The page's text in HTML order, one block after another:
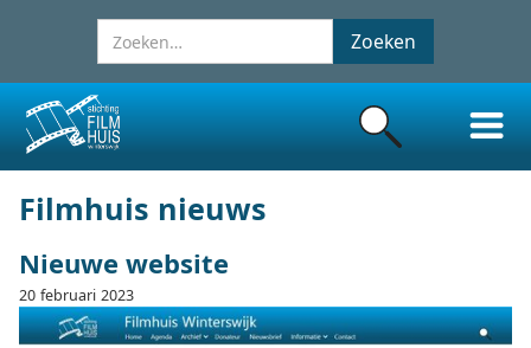
Filmhuis nieuws
Nieuwe website
20 februari 2023